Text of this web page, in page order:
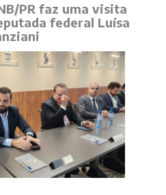
PR faz uma visita
federal Luísa